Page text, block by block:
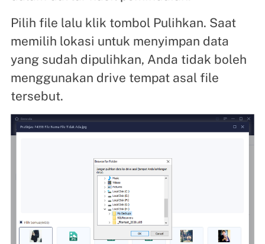
Pilih file lalu klik tombol Pulihkan. Saat
memilih lokasi untuk menyimpan data
yang sudah dipulihkan, Anda tidak boleh
menggunakan drive tempat asal file
tersebut.